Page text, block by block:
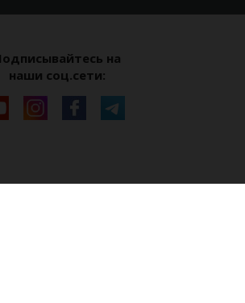
на
наши соц.сети: